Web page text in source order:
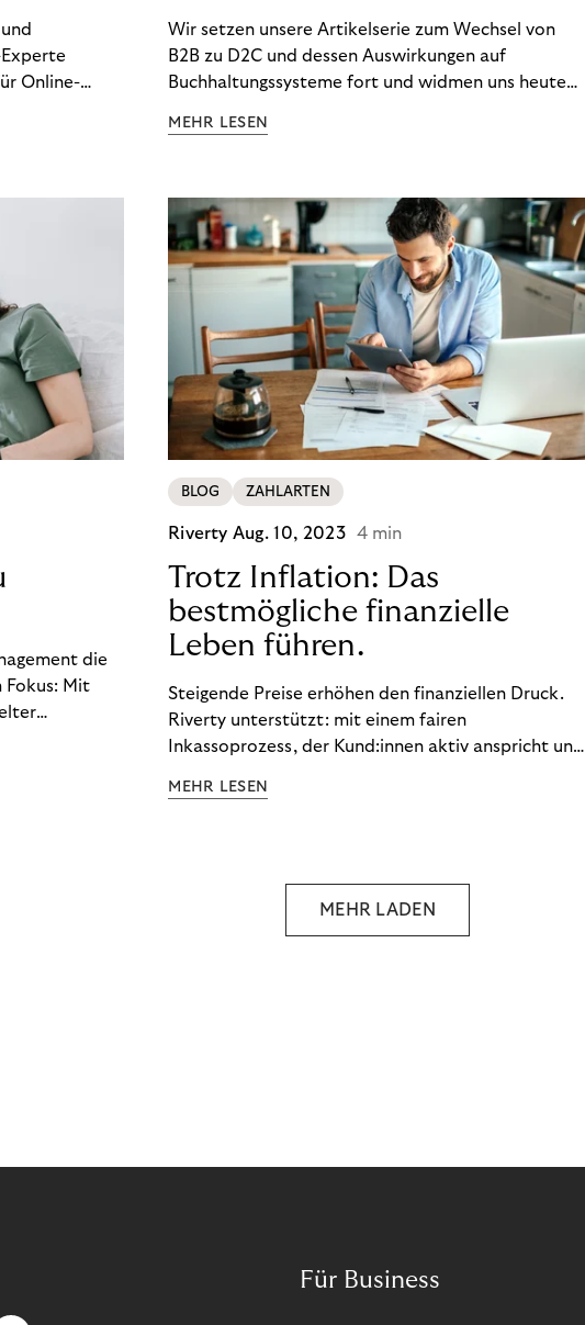
Online-
Wir setzen unsere Artikelserie zum Wechsel von
B2B zu D2C und dessen Auswirkungen auf
Buchhaltungssysteme fort und widmen uns heute
im D2C-Bereich.
MEHR LESEN
die
Fokus: Mit
So
BLOG ZAHLARTEN
Riverty Aug. 10, 2023 4 min
Trotz Inflation: Das
bestmögliche finanzielle
Leben führen.
Steigende Preise erhöhen den finanziellen Druck.
Riverty unterstützt: mit einem fairen
Inkassoprozess, der Kund:innen aktiv anspricht und
Finanzbildung ermöglicht. So bleiben Menschen
MEHR LESEN
MEHR LADEN
Für Business